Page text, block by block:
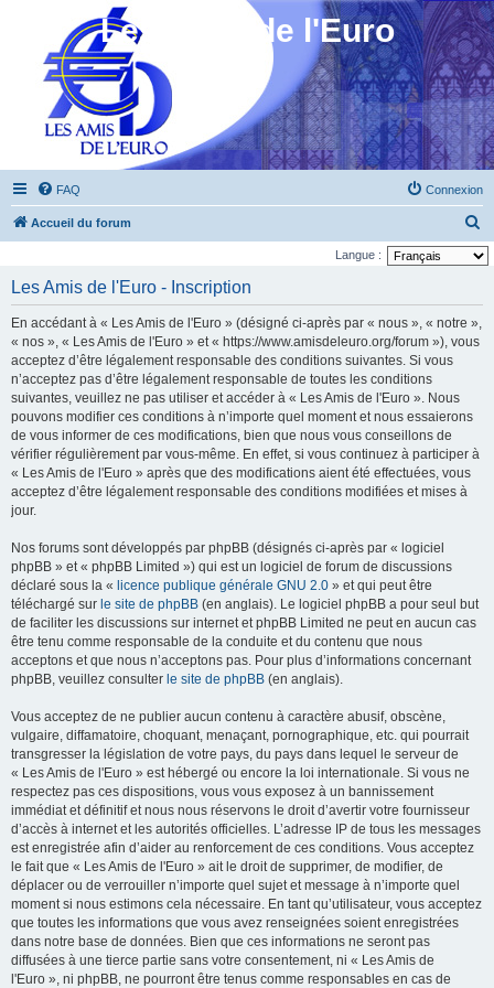
Les Amis de l'Euro
FAQ Connexion
Accueil du forum
e
Langue :
Les Amis de l'Euro - Inscription
En accédant à « Les Amis de l'Euro » (désigné ci-après par « nous », « notre »,
« nos », « Les Amis de l'Euro » et « https://www.amisdeleuro.org/forum »), vous
acceptez d’être légalement responsable des conditions suivantes. Si vous
n’acceptez pas d’être légalement responsable de toutes les conditions
suivantes, veuillez ne pas utiliser et accéder à « Les Amis de l'Euro ». Nous
pouvons modifier ces conditions à n’importe quel moment et nous essaierons
de vous informer de ces modifications, bien que nous vous conseillons de
vérifier régulièrement par vous-même. En effet, si vous continuez à participer à
« Les Amis de l'Euro » après que des modifications aient été effectuées, vous
acceptez d’être légalement responsable des conditions modifiées et mises à
jour.
Nos forums sont développés par phpBB (désignés ci-après par « logiciel
phpBB » et « phpBB Limited ») qui est un logiciel de forum de discussions
déclaré sous la « licence publique générale GNU 2.0 » et qui peut être
téléchargé sur le site de phpBB (en anglais). Le logiciel phpBB a pour seul but
de faciliter les discussions sur internet et phpBB Limited ne peut en aucun cas
être tenu comme responsable de la conduite et du contenu que nous
acceptons et que nous n’acceptons pas. Pour plus d’informations concernant
phpBB, veuillez consulter le site de phpBB (en anglais).
Vous acceptez de ne publier aucun contenu à caractère abusif, obscène,
vulgaire, diffamatoire, choquant, menaçant, pornographique, etc. qui pourrait
transgresser la législation de votre pays, du pays dans lequel le serveur de
« Les Amis de l'Euro » est hébergé ou encore la loi internationale. Si vous ne
respectez pas ces dispositions, vous vous exposez à un bannissement
immédiat et définitif et nous nous réservons le droit d’avertir votre fournisseur
d’accès à internet et les autorités officielles. L’adresse IP de tous les messages
est enregistrée afin d’aider au renforcement de ces conditions. Vous acceptez
le fait que « Les Amis de l'Euro » ait le droit de supprimer, de modifier, de
déplacer ou de verrouiller n’importe quel sujet et message à n’importe quel
moment si nous estimons cela nécessaire. En tant qu’utilisateur, vous acceptez
que toutes les informations que vous avez renseignées soient enregistrées
dans notre base de données. Bien que ces informations ne seront pas
diffusées à une tierce partie sans votre consentement, ni « Les Amis de
l'Euro », ni phpBB, ne pourront être tenus comme responsables en cas de